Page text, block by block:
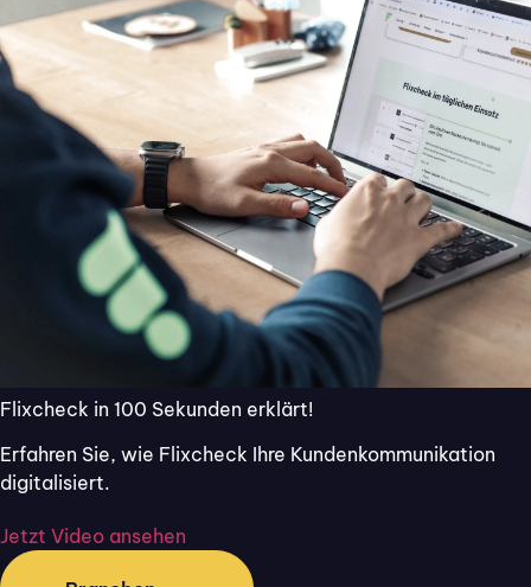
Flixcheck in 100 Sekunden erklärt!
Erfahren Sie, wie Flixcheck Ihre Kundenkommunikation
digitalisiert.
Jetzt Video ansehen
9. Mai 2024 Tugay.Bilir
Viele Kundenanfragen sind wünschenswert,
doch wenn der Schwarm an Anfragen die
interne Organisation durcheinanderbringt,
muss schnell reagiert werden. Oft mündet
das in einer niedrigen Qualität an
Antworten, die Ihre Kund:innen erhalten. Um
das Chaos gar nicht erst entstehen zu
lassen, bieten sich spezielle Ticketsysteme
Im folgenden Artikel geben wir Ihnen einen
Ticketsysteme, die Ihnen die Arbeit
abnehmen und ganz nebenbei einen guten